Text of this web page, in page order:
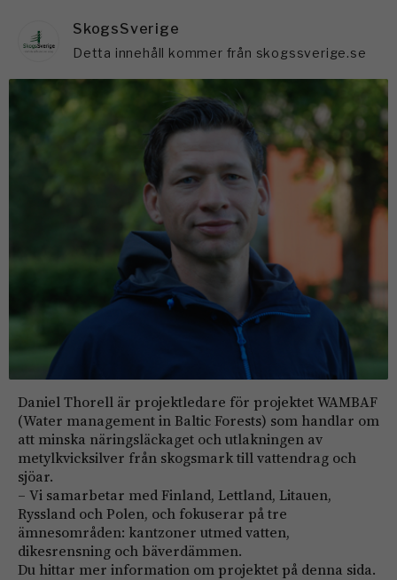
SkogsSverige
Detta innehåll kommer från skogssverige.se
Daniel Thorell är projektledare för projektet WAMBAF
(Water management in Baltic Forests) som handlar om
att minska näringsläckaget och utlakningen av
metylkvicksilver från skogsmark till vattendrag och
sjöar.
– Vi samarbetar med Finland, Lettland, Litauen,
Ryssland och Polen, och fokuserar på tre
ämnesområden: kantzoner utmed vatten,
dikesrensning och bäverdämmen.
Du hittar mer information om projektet på denna sida.